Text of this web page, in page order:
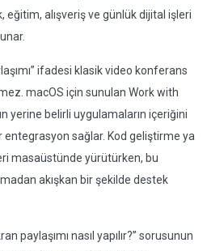
eğitim, alışveriş ve günlük dijital işleri
ifadesi klasik video konferans
macOS için sunulan Work with
yerine belirli uygulamaların içeriğini
entegrasyon sağlar. Kod geliştirme ya
masaüstünde yürütürken, bu
akışkan bir şekilde destek
paylaşımı nasıl yapılır?” sorusunun